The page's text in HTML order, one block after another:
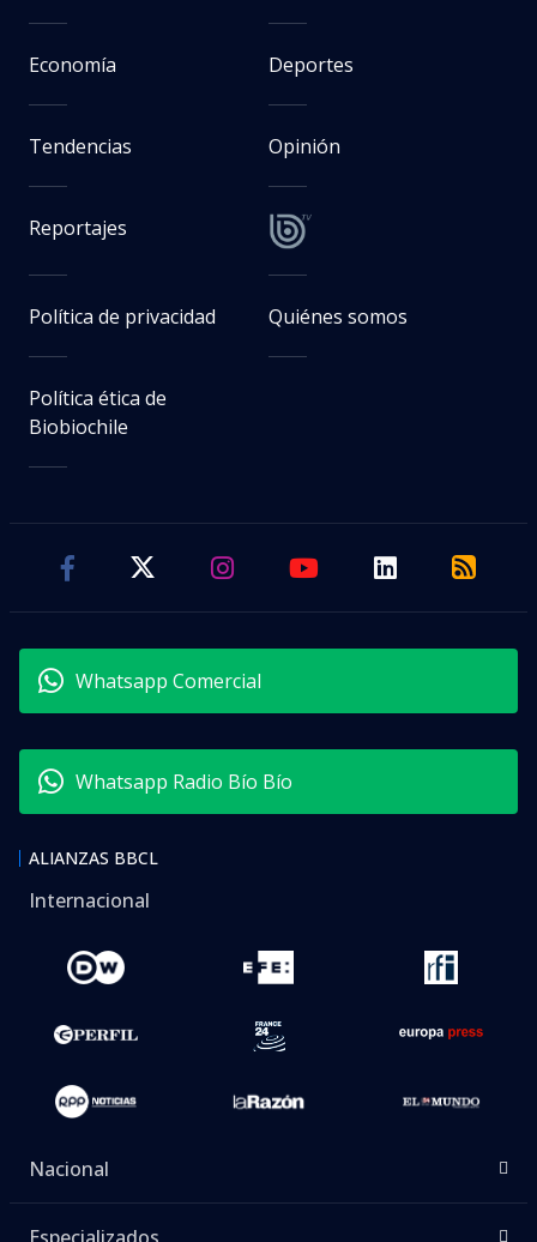
Economía Deportes
Tendencias Opinión
Reportajes
Política de privacidad Quiénes somos
Política ética de
Biobiochile
Whatsapp Comercial
Whatsapp Radio Bío Bío
ALIANZAS BBCL
Internacional
Nacional